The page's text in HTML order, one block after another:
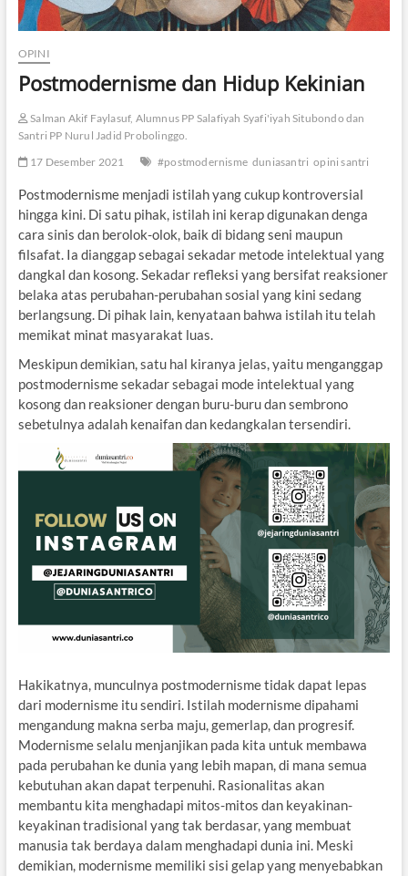
OPINI
Postmodernisme dan Hidup Kekinian
Salman Akif Faylasuf, Alumnus PP Salafiyah Syafi'iyah Situbondo dan
Santri PP Nurul Jadid Probolinggo.
17 Desember 2021
#postmodernisme duniasantri opini santri
Postmodernisme menjadi istilah yang cukup kontroversial
hingga kini. Di satu pihak, istilah ini kerap digunakan denga
cara sinis dan berolok-olok, baik di bidang seni maupun
filsafat. Ia dianggap sebagai sekadar metode intelektual yang
dangkal dan kosong. Sekadar refleksi yang bersifat reaksioner
belaka atas perubahan-perubahan sosial yang kini sedang
berlangsung. Di pihak lain, kenyataan bahwa istilah itu telah
memikat minat masyarakat luas.
Meskipun demikian, satu hal kiranya jelas, yaitu menganggap
postmodernisme sekadar sebagai mode intelektual yang
kosong dan reaksioner dengan buru-buru dan sembrono
sebetulnya adalah kenaifan dan kedangkalan tersendiri.
Hakikatnya, munculnya postmodernisme tidak dapat lepas
dari modernisme itu sendiri. Istilah modernisme dipahami
mengandung makna serba maju, gemerlap, dan progresif.
Modernisme selalu menjanjikan pada kita untuk membawa
pada perubahan ke dunia yang lebih mapan, di mana semua
kebutuhan akan dapat terpenuhi. Rasionalitas akan
membantu kita menghadapi mitos-mitos dan keyakinan-
keyakinan tradisional yang tak berdasar, yang membuat
manusia tak berdaya dalam menghadapi dunia ini. Meski
demikian, modernisme memiliki sisi gelap yang menyebabkan